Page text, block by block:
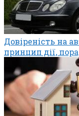
Довіреність на
принцип дії,